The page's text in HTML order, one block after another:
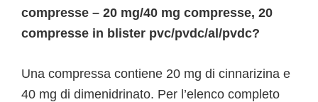
compresse – 20 mg/40 mg compresse, 20
compresse in blister pvc/pvdc/al/pvdc?
Una compressa contiene 20 mg di cinnarizina e
40 mg di dimenidrinato. Per l’elenco completo